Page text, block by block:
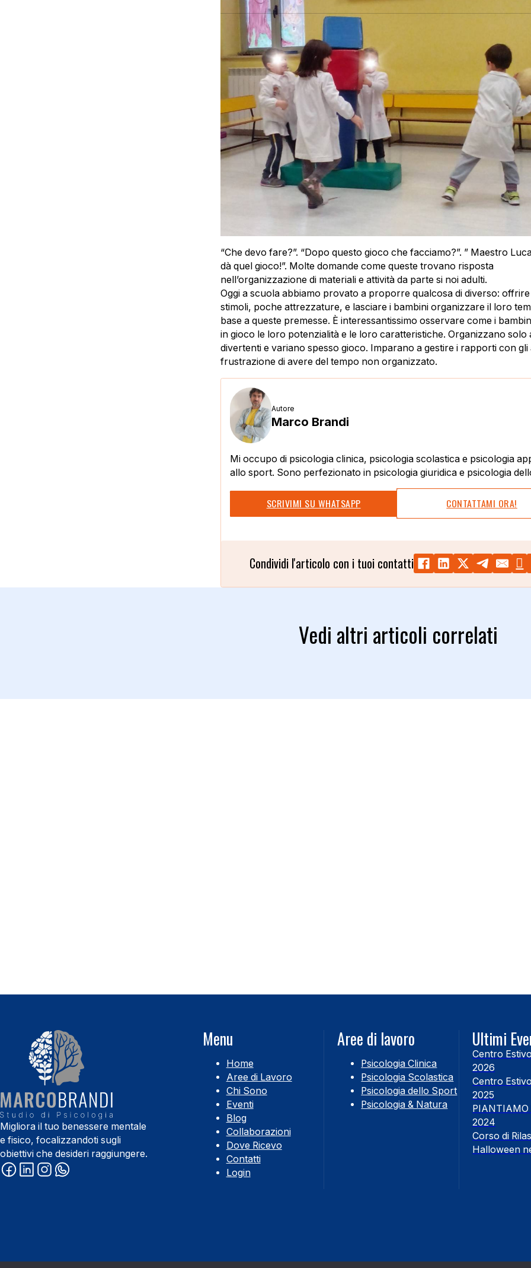
“Che devo fare?”. “Dopo questo gioco che facciamo?”. ” Maestro
dà quel gioco!”. Molte domande come queste trovano risposta
nell’organizzazione di materiali e attività da parte si noi adulti.
Oggi a scuola abbiamo provato a proporre qualcosa di diverso:
stimoli, poche attrezzature, e lasciare i bambini organizzare il loro
base a queste premesse. È interessantissimo osservare come i
in gioco le loro potenzialità e le loro caratteristiche. Organizzano solo
divertenti e variano spesso gioco. Imparano a gestire i rapporti con gli
frustrazione di avere del tempo non organizzato.
Autore
Marco Brandi
Mi occupo di psicologia clinica, psicologia scolastica e psicologia
allo sport. Sono perfezionato in psicologia giuridica e psicologia
SCRIVIMI SU WHATSAPP CONTATTAMI ORA!
Condividi l'articolo con i tuoi contatti
Vedi altri articoli correlati
Migliora il tuo benessere mentale
e fisico, focalizzandoti sugli
obiettivi che desideri raggiungere.
Menu
Home
Aree di Lavoro
Chi Sono
Eventi
Blog
Collaborazioni
Dove Ricevo
Contatti
Login
Aree di lavoro
Psicologia Clinica
Psicologia Scolastica
Psicologia dello Sport
Psicologia & Natura
Ultimi
Centro
2026
Centro
2025
PIANTIAMO
2024
Corso di
Halloween